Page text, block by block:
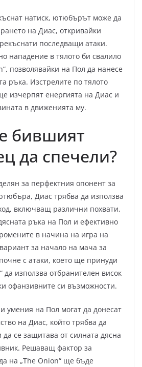
натиск, ютюбърът може да
на Диас, откривайки
последващи атаки.
нападение в тялото би свалило
позволявайки на Пол да нанесе
ръка. Изстрелите по тялото
изчерпят енергията на Диас и
в движенията му.
бившият
да спечели?
за перфектния опонент за
Диас трябва да използва
включващ различни похвати,
ръка на Пол и ефективно
в начина на игра на
за начало на мача за
с атаки, което ще принуди
да използва отбранителен висок
офанзивните си възможности.
умения на Пол могат да донесат
на Диас, който трябва да
да се защитава от силната дясна
Решаващ фактор за
на „The Onion“ ще бъде